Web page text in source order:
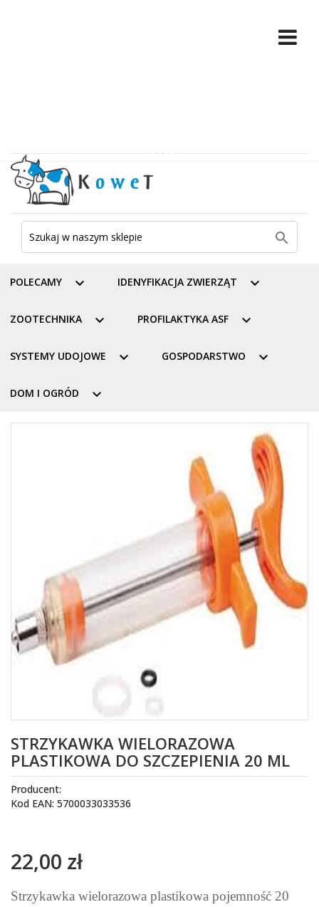


POLECAMY 
IDENYFIKACJA ZWIERZĄT

ZOOTECHNIKA 
PROFILAKTYKA ASF

SYSTEMY UDOJOWE 
GOSPODARSTWO

DOM I OGRÓD
STRZYKAWKA WIELORAZOWA
PLASTIKOWA DO SZCZEPIENIA 20 ML
Producent:
Kod EAN: 5700033033536
22,00 zł
Strzykawka wielorazowa plastikowa pojemność 20